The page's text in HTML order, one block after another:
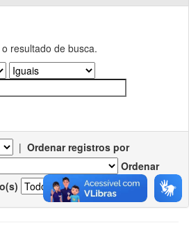
resultado de busca.
| Ordenar registros por
Ordenar